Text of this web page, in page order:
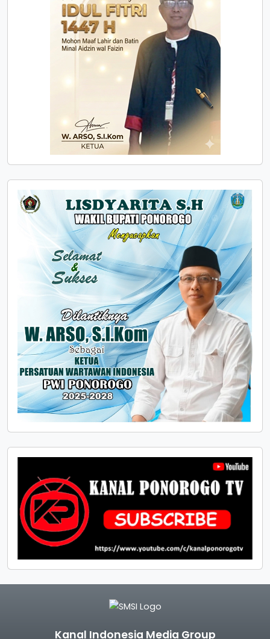
Kanal Indonesia Media Group